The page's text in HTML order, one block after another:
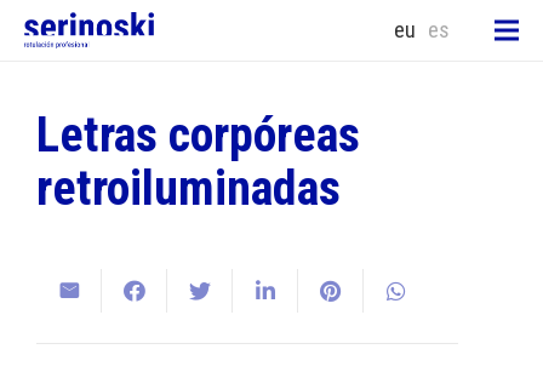
eu es
Letras corpóreas
retroiluminadas